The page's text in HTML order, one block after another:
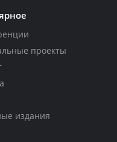
проекты
издания